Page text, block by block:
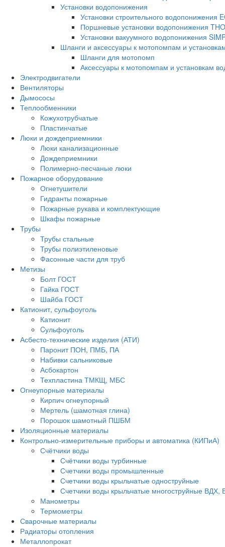
Установки водопонижения
Установки строительного водопонижения
Поршневые установки водопонижения
Установки вакуумного водопонижения
Шланги и аксессуары к мотопомпам и
Шланги для мотопомп
Аксессуары к мотопомпам и установкам
Электродвигатели
Вентиляторы
Дымососы
Теплообменники
Кожухотрубчатые
Пластинчатые
Люки и дождеприемники
Люки канализационные
Дождеприемники
Полимерно-песчаные люки
Пожарное оборудование
Огнетушители
Гидранты пожарные
Пожарные рукава и комплектующие
Шкафы пожарные
Трубы
Трубы стальные
Трубы полиэтиленовые
Фасонные части для труб
Метизы
Болт ГОСТ
Гайка ГОСТ
Шайба ГОСТ
Катионит, сульфоуголь
Катионит
Cульфоуголь
Асбесто-технические изделия (АТИ)
Паронит ПОН, ПМБ, ПА
Набивки сальниковые
Асбокартон
Техпластина ТМКЩ, МБС
Огнеупорные материалы
Кирпич огнеупорный
Мертель (шамотная глина)
Порошок шамотный ПШБМ
Изоляционные материалы
Контрольно-измерительные приборы и автоматика (КИПиА)
Счётчики воды
Счётчики воды турбинные
Счетчики воды промышленные
Счетчики воды крыльчатые одноструйные
Счетчики воды крыльчатые многоструйные
Манометры
Термометры
Сварочные материалы
Радиаторы отопления
Металлопрокат